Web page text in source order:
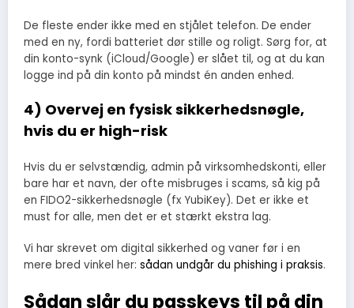
De fleste ender ikke med en stjålet telefon. De ender
med en ny, fordi batteriet dør stille og roligt. Sørg for, at
din konto-synk (iCloud/Google) er slået til, og at du kan
logge ind på din konto på mindst én anden enhed.
4) Overvej en fysisk sikkerhedsnøgle,
hvis du er high-risk
Hvis du er selvstændig, admin på virksomhedskonti, eller
bare har et navn, der ofte misbruges i scams, så kig på
en FIDO2-sikkerhedsnøgle (fx YubiKey). Det er ikke et
must for alle, men det er et stærkt ekstra lag.
Vi har skrevet om digital sikkerhed og vaner før i en
mere bred vinkel her: sådan undgår du phishing i praksis.
Sådan slår du passkeys til på din